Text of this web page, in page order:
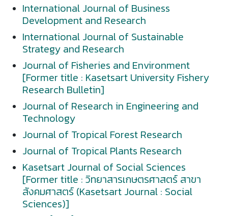
International Journal of Business
Development and Research
International Journal of Sustainable
Strategy and Research
Journal of Fisheries and Environment
[Former title : Kasetsart University Fishery
Research Bulletin]
Journal of Research in Engineering and
Technology
Journal of Tropical Forest Research
Journal of Tropical Plants Research
Kasetsart Journal of Social Sciences
[Former title : วิทยาสารเกษตรศาสตร์ สาขา
สังคมศาสตร์ (Kasetsart Journal : Social
Sciences)]